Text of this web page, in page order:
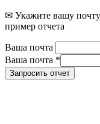
✉ Укажите вашу
пример отчета
Ваша почта
Ваша почта *
Запросить отчет